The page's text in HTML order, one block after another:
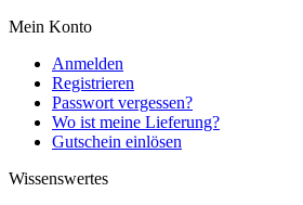
Mein Konto
Anmelden
Registrieren
Passwort vergessen?
Wo ist meine Lieferung?
Gutschein einlösen
Wissenswertes